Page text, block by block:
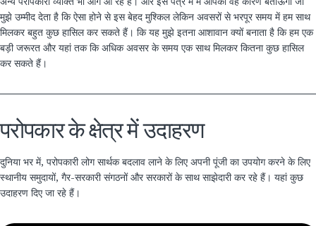
मुझे उम्मीद देता है कि ऐसा होने से इस बेहद मुश्किल लेकिन अवसरों से भरपूर समय में हम साथ
मिलकर बहुत कुछ हासिल कर सकते हैं। कि यह मुझे इतना आशावान क्यों बनाता है कि हम एक
बड़ी जरूरत और यहां तक कि अधिक अवसर के समय एक साथ मिलकर कितना कुछ हासिल
कर सकते हैं।
परोपकार के क्षेत्र में उदाहरण
दुनिया भर में, परोपकारी लोग सार्थक बदलाव लाने के लिए अपनी पूंजी का उपयोग करने के लिए
स्थानीय समुदायों, गैर-सरकारी संगठनों और सरकारों के साथ साझेदारी कर रहे हैं। यहां कुछ
उदाहरण दिए जा रहे हैं।